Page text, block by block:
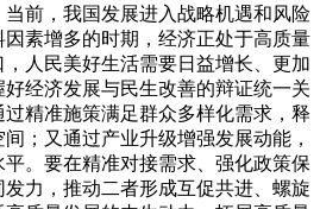
前，我国发展进入战略机遇和风险
素增多的时期，经济正处于高质量
人民美好生活需要日益增长、更加
经济发展与民生改善的辩证统一关
精准施策满足群众多样化需求，释
；又通过产业升级增强发展动能，
。要在精准对接需求、强化政策保
力，推动二者形成互促共进、螺旋